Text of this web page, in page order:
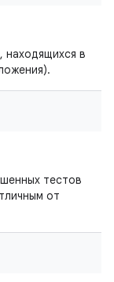
в
тестов
от